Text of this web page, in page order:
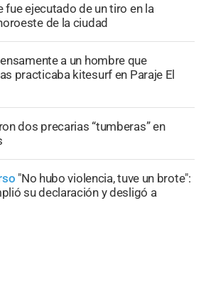
fue ejecutado de un tiro en la
de la ciudad
a un hombre que
practicaba kitesurf en Paraje El
dos precarias “tumberas” en
"No hubo violencia, tuve un brote":
su declaración y desligó a